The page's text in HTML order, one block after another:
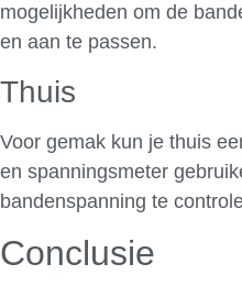
mogelijkheden om de
en aan te passen.
Thuis
Voor gemak kun je thuis
en spanningsmeter
bandenspanning te
Conclusie